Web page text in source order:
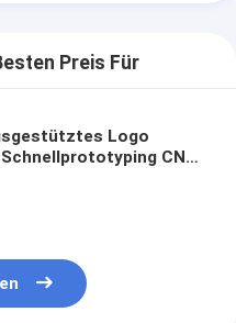
Preis Für
Logo
CNC-